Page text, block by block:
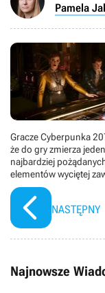
Pamela
Gracze Cyberpunka
że do gry zmierza
najbardziej
elementów wyciętej
Wskazują na to zmiany
NASTĘPNY
Najnowsze